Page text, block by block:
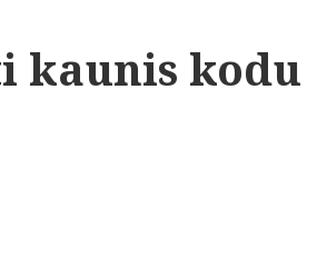
kaunis kodu